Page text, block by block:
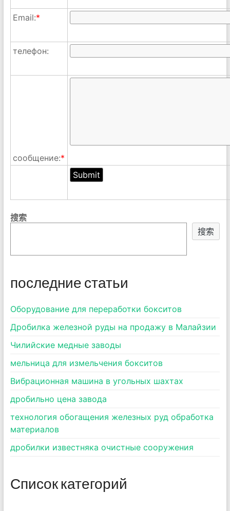
Email:*
телефон:
сообщение:*
搜索
搜索
последние статьи
Оборудование для переработки бокситов
Дробилка железной руды на продажу в Малайзии
Чилийские медные заводы
мельница для измельчения бокситов
Вибрационная машина в угольных шахтах
дробильно цена завода
технология обогащения железных руд обработка
материалов
дробилки известняка очистные сооружения
Список категорий